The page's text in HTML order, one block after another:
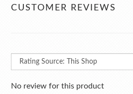
CUSTOMER REVIEWS
No review for this product